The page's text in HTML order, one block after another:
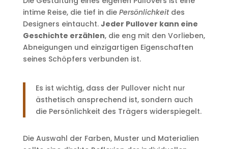
intime Reise, die tief in die Persönlichkeitdes
Designers eintaucht. Jeder Pullover kann eine
Geschichte erzählen, die eng mit den Vorlieben,
Abneigungen und einzigartigen Eigenschaften
seines Schöpfers verbunden ist.
Es ist wichtig, dass der Pullover nicht nur
ästhetisch ansprechend ist, sondern auch
die Persönlichkeit des Trägers widerspiegelt.
Die Auswahl der Farben, Muster und Materialien